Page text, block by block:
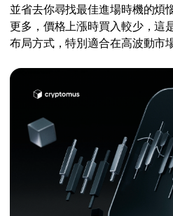
並省去你尋找最佳進場時機的煩
更多，價格上漲時買入較少，這
布局方式，特別適合在高波動市